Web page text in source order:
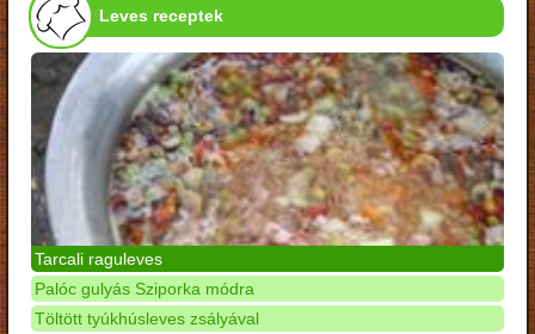
Leves receptek
Tarcali raguleves
Palóc gulyás Sziporka módra
Töltött tyúkhúsleves zsályával